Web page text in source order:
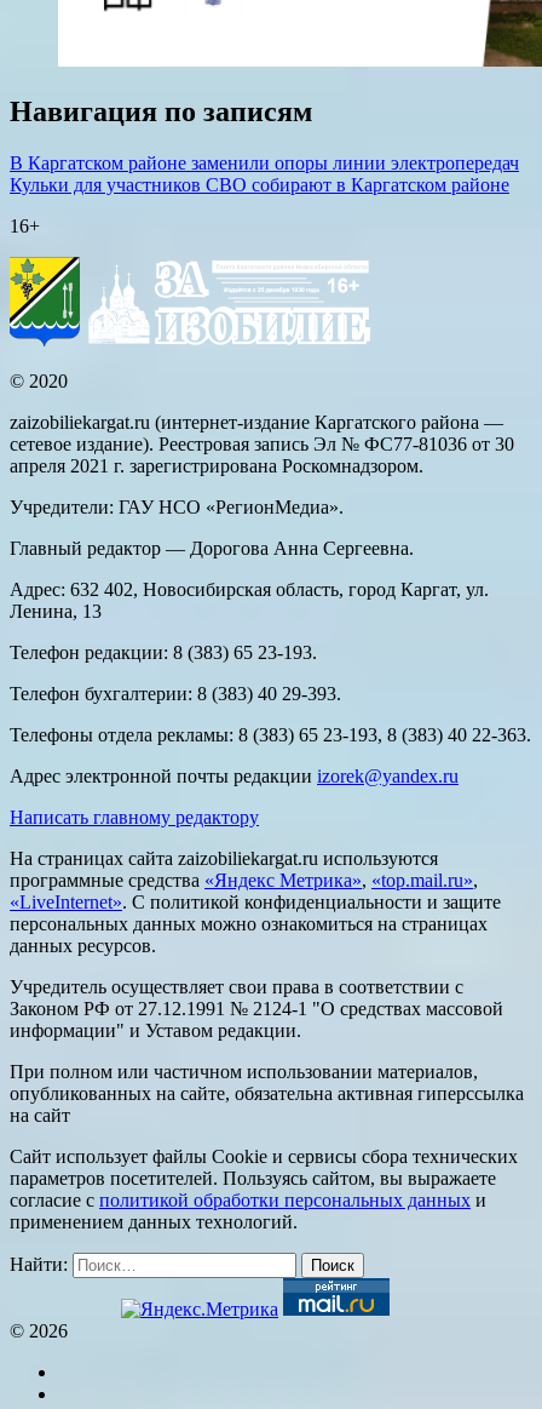
Навигация по записям
В Каргатском районе заменили опоры линии электропередач
Кульки для участников СВО собирают в Каргатском районе
16+
© 2020
zaizobiliekargat.ru (интернет-издание Каргатского района —
сетевое издание). Реестровая запись Эл № ФС77-81036 от 30
апреля 2021 г. зарегистрирована Роскомнадзором.
Учредители: ГАУ НСО «РегионМедиа».
Главный редактор — Дорогова Анна Сергеевна.
Адрес: 632 402, Новосибирская область, город Каргат, ул.
Ленина, 13
Телефон редакции: 8 (383) 65 23-193.
Телефон бухгалтерии: 8 (383) 40 29-393.
Телефоны отдела рекламы: 8 (383) 65 23-193, 8 (383) 40 22-363.
Адрес электронной почты редакции izorek@yandex.ru
Написать главному редактору
На страницах сайта zaizobiliekargat.ru используются
программные средства «Яндекс Метрика», «top.mail.ru»,
«LiveInternet». С политикой конфиденциальности и защите
персональных данных можно ознакомиться на страницах
данных ресурсов.
Учредитель осуществляет свои права в соответствии с
Законом РФ от 27.12.1991 № 2124-1 "О средствах массовой
информации" и Уставом редакции.
При полном или частичном использовании материалов,
опубликованных на сайте, обязательна активная гиперссылка
на сайт
Сайт использует файлы Cookie и сервисы сбора технических
параметров посетителей. Пользуясь сайтом, вы выражаете
согласие с политикой обработки персональных данных и
применением данных технологий.
Найти:
© 2026